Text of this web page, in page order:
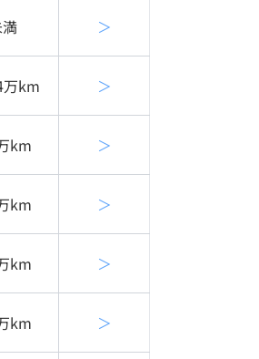
＞
km ＞
km ＞
km ＞
km ＞
km ＞